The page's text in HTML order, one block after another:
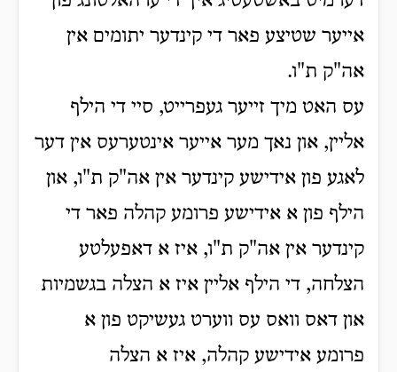
אייער שטיצע פאר די קינדער יתומים אין
אה"ק ת"ו.
עס האט מיך זייער געפרייט, סיי די הילף
אליין, און נאך מער אייער אינטערעס אין דער
לאגע פון אידישע קינדער אין אה"ק ת"ו, און
הילף פון א אידישע פרומע קהלה פאר די
קינדער אין אה"ק ת"ו, איז א דאפעלטע
הצלחה, די הילף אליין איז א הצלה בגשמיות
און דאס וואס עס ווערט געשיקט פון א
פרומע אידישע קהלה, איז א הצלה